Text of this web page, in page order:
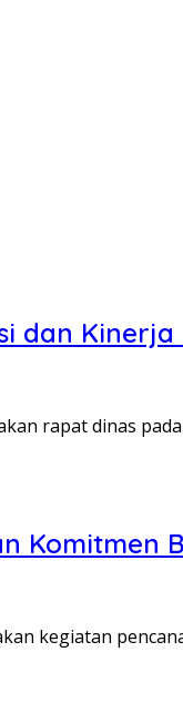
dan Kinerja
rapat dinas
Komitmen
kegiatan